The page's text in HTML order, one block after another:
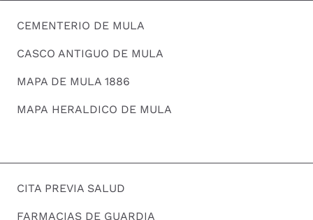
CEMENTERIO DE MULA
CASCO ANTIGUO DE MULA
MAPA DE MULA 1886
MAPA HERALDICO DE MULA
CITA PREVIA SALUD
FARMACIAS DE GUARDIA